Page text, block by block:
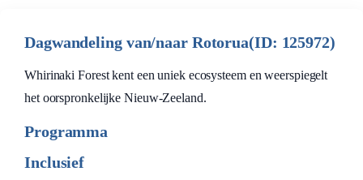
Dagwandeling van/naar Rotorua(ID: 125972)
Whirinaki Forest kent een uniek ecosysteem en weerspiegelt
het oorspronkelijke Nieuw-Zeeland.
Programma
Inclusief